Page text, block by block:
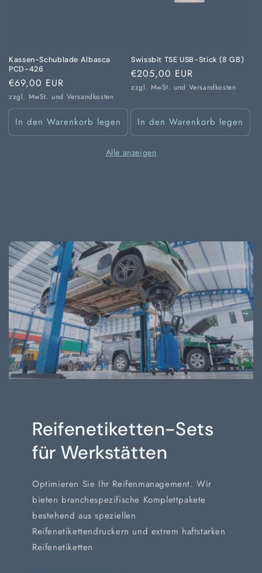
Kassen-Schublade Albasca
PCD-426
Normaler
Preis
€69,00 EUR
zzgl. MwSt. und Versandkosten
In den Warenkorb legen
Swissbit TSE USB-Stick (8 GB)
Normaler
Preis
€205,00 EUR
zzgl. MwSt. und Versandkosten
In den Warenkorb legen
Alle anzeigen
Reifenetiketten-Sets
für Werkstätten
Optimieren Sie Ihr Reifenmanagement. Wir
bieten branchespezifische Komplettpakete
bestehend aus speziellen
Reifenetikettendruckern und extrem haftstarken
Reifenetiketten